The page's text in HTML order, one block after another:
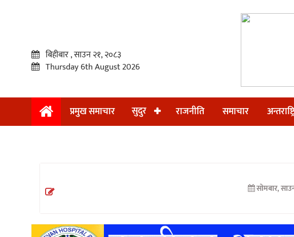
प्रमुख
अन्तराष्ट्रिय
बिहीबार , साउन २१, २०८३
Thursday 6th August 2026
प्रमुख समाचार सुदुर राजनीति समाचार
सोमबार,